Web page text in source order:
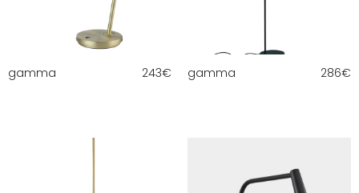
gamma 243€ gamma 286€